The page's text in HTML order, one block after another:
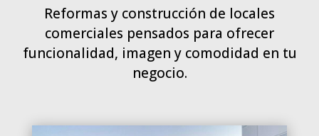
Reformas y construcción de locales
comerciales pensados para ofrecer
funcionalidad, imagen y comodidad en tu
negocio.